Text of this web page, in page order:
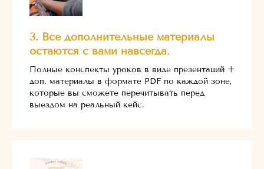
3. Все дополнительные материалы
остаются с вами навсегда.
Полные конспекты уроков в виде презентаций +
доп. материалы в формате PDF по каждой зоне,
которые вы сможете перечитывать перед
выездом на реальный кейс.